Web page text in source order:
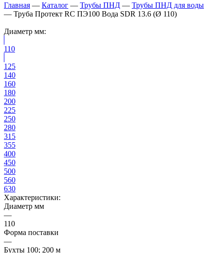
Главная — Каталог — Трубы ПНД — Трубы ПНД для воды
— Труба Протект RC ПЭ100 Вода SDR 13.6 (Ø 110)
Диаметр мм:
110
125
140
160
180
200
225
250
280
315
355
400
450
500
560
630
Характеристики:
Диаметр мм
—
110
Форма поставки
—
Бухты 100; 200 м